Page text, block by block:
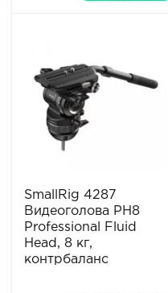
SmallRig 4287
Видеоголова PH8
Professional Fluid
Head, 8 кг,
контрбаланс